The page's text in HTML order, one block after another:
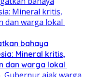
bahaya
Mineral kritis,
dan warga lokal